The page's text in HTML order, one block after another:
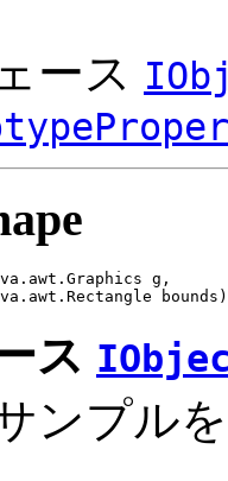
ース
g,
bounds)
ス
ンプル